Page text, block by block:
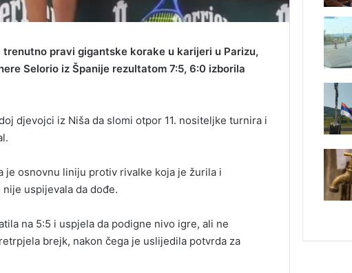
pravi gigantske korake u karijeri u Parizu,
Selorio iz Španije rezultatom 7:5, 6:0 izborila
djevojci iz Niša da slomi otpor 11. nositeljke turnira i
je osnovnu liniju protiv rivalke koja je žurila i
uspijevala da dođe.
na 5:5 i uspjela da podigne nivo igre, ali ne
brejk, nakon čega je uslijedila potvrda za